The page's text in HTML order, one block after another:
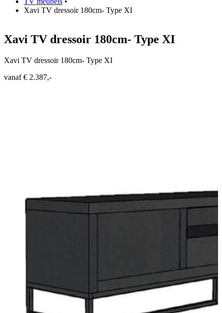
Xavi TV dressoir 180cm- Type XI
Xavi TV dressoir 180cm- Type XI
Xavi TV dressoir 180cm- Type XI
vanaf € 2.387,-